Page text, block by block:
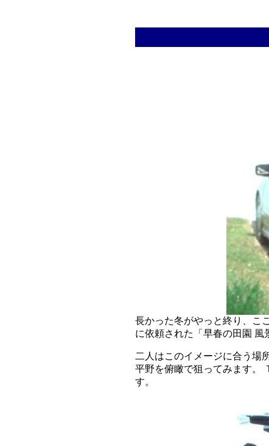
長かった冬がやっと終り、こ
に依頼された「早春の田園 風
二人はこのイメージに合う場
平野を俯瞰で狙ってみます。
す。